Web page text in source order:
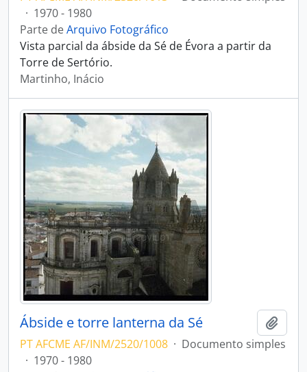
· 1970 - 1980
Parte deArquivo Fotográfico
Vista parcial da ábside da Sé de Évora a partir da
Torre de Sertório.
Martinho, Inácio
Ábside e torre lanterna da Sé
PT AFCME AF/INM/2520/1008 · Documento simples
· 1970 - 1980